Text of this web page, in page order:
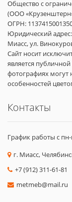
Общество с
(ООО
ОГРН:
Юридический адрес:
Миасс, ул.
Сайт носит
является
фотографиях могут
особенностей
Контакты
График работы с
г. Миасс,
+7 (912) 311-61-81
metmeb@mail.ru